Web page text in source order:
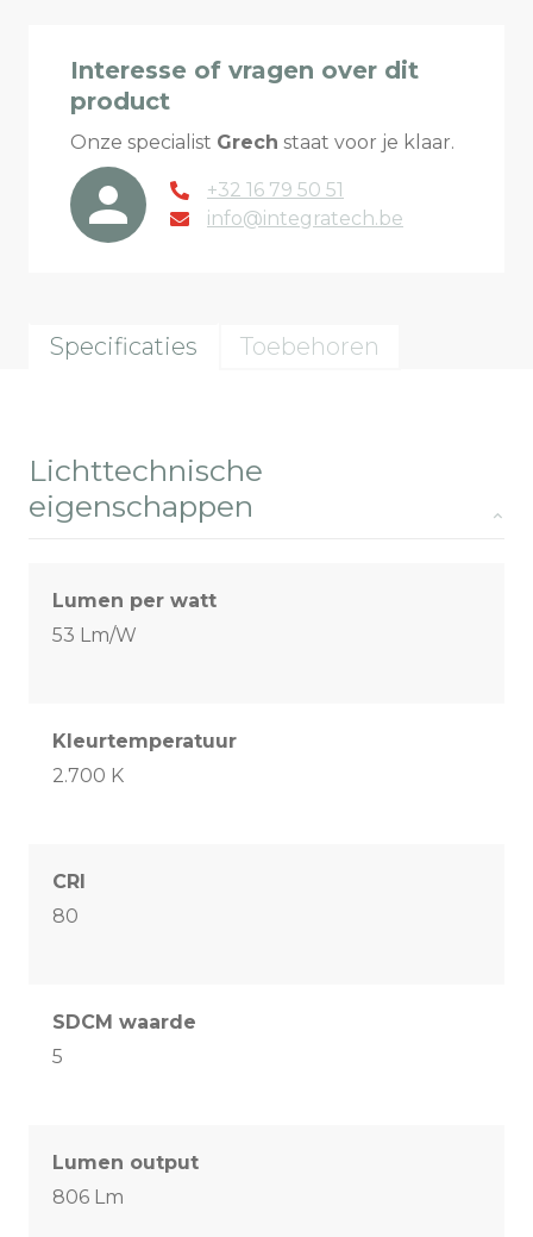
Interesse of vragen over dit
product
Onze specialist Grech staat voor je klaar.
+32 16 79 50 51
info@integratech.be
Specificaties Toebehoren
Lichttechnische
eigenschappen
Lumen per watt
53 Lm/W
Kleurtemperatuur
2.700 K
CRI
80
SDCM waarde
5
Lumen output
806 Lm